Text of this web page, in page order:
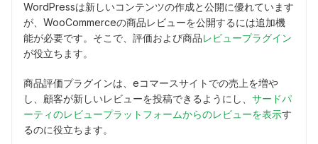
WordPressは新しいコンテンツの作成と公開に優れています
が、WooCommerceの商品レビューを公開するには追加機
能が必要です。そこで、評価および商品レビュープラグイン
が役立ちます。
商品評価プラグインは、eコマースサイトでの売上を増や
し、顧客が新しいレビューを投稿できるようにし、 サードパ
ーティのレビュープラットフォームからのレビューを表示す
るのに役立ちます。